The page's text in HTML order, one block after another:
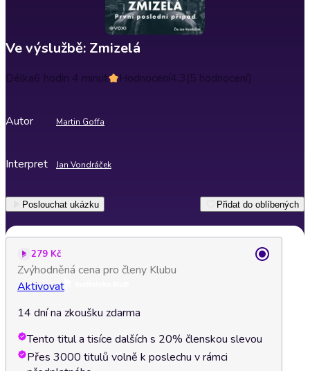
Ve výslužbě: Zmizelá
Délka6 hodin 4 minut Hodnocení4.3(5 hodnocení)
Autor Martin Goffa
Interpret Jan Vondráček
Poslouchat ukázku Přidat do oblíbených
279 Kč
Zvýhodněná cena pro členy Klubu
Aktivovat
14 dní na zkoušku zdarma
Tento titul a tisíce dalších s 20% členskou slevou
Přes 3000 titulů volně k poslechu v rámci